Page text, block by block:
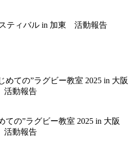
ティバル in 加東 活動報告
ての”ラグビー教室 2025 in 大阪
活動報告